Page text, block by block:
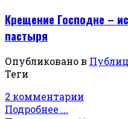
Крещение Господне –
пастыря
Опубликовано в
Теги
2 комментарии
Подробнее ...